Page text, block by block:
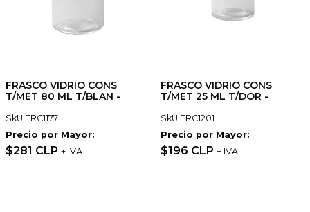
FRASCO VIDRIO CONS
T/MET 80 ML T/BLAN -
SkU:FRC1177
Precio por Mayor:
$281 CLP + IVA
FRASCO VIDRIO CONS
T/MET 25 ML T/DOR -
SkU:FRC1201
Precio por Mayor:
$196 CLP + IVA